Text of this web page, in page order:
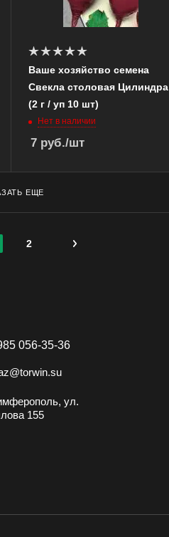
Ваше хозяйство семена
Свекла столовая Цилиндра
(2 г / уп 10 шт)
Нет в наличии
7 руб./шт
ЕЩЕ
2
056-35-36
ул.
155